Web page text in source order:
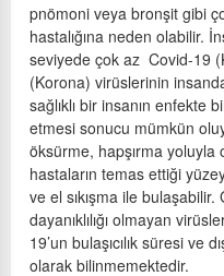
pnömoni veya bronşit gibi
hastalığına neden olabilir.
seviyede çok az Covid-19
(Korona) virüslerinin
sağlıklı bir insanın enfekte
etmesi sonucu mümkün
öksürme, hapşırma yoluyla
hastaların temas ettiği
ve el sıkışma ile
dayanıklılığı olmayan
19’un bulaşıcılık süresi ve
olarak bilinmemektedir.